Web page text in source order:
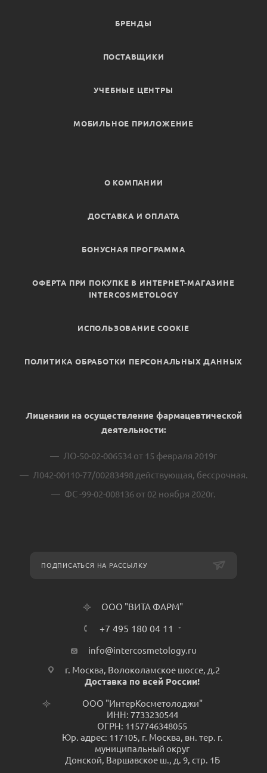
БРЕНДЫ
ПОСТАВЩИКИ
УЧЕБНЫЕ ЦЕНТРЫ
МОБИЛЬНОЕ ПРИЛОЖЕНИЕ
О КОМПАНИИ
ДОСТАВКА И ОПЛАТА
БОНУСНАЯ ПРОГРАММА
ОФЕРТА ПРИ ПОКУПКЕ В ИНТЕРНЕТ-МАГАЗИНЕ
INTERCOSMETOLOGY
ИСПОЛЬЗОВАНИЕ COOKIE
ПОЛИТИКА ОБРАБОТКИ ПЕРСОНАЛЬНЫХ ДАННЫХ
Лицензии на осуществление фармацевтической
деятельности:
ЛО-50-02-006534 от 15 февраля 2019г
Л042-00110-77/00283498 действующая, бессрочная.
ФС -99-02-008136 от 02 ноября 2020г.
ПОДПИСАТЬСЯ НА РАССЫЛКУ
ООО "ВИТА ФАРМ"
+7 495 180 04 11
info@intercosmetology.ru
г. Москва, Волоколамское шоссе, д.2
Доставка по всей России!
ООО "ИнтерКосметолоджи"
ИНН: 7733230544
ОГРН: 1157746348055
Юр. адрес: 117105, г. Москва, вн. тер. г.
муниципальный округ
Донской, Варшавское ш., д. 9, стр. 1Б